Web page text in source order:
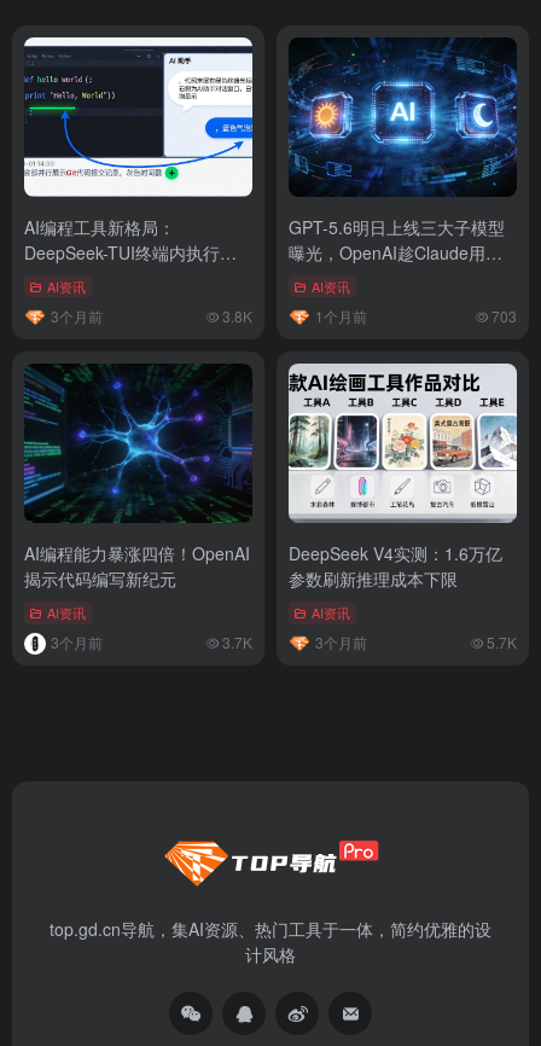
AI编程工具新格局：
DeepSeek-TUI终端内执行
Grok Build入局
AI资讯
3个月前 3.8K
GPT-5.6明日上线三大子模型
曝光，OpenAI趁Claude用户
流失窗口期精准卡点
AI资讯
1个月前 703
AI编程能力暴涨四倍！OpenAI
揭示代码编写新纪元
AI资讯
3个月前 3.7K
DeepSeek V4实测：1.6万亿
参数刷新推理成本下限
AI资讯
3个月前 5.7K
top.gd.cn导航，集AI资源、热门工具于一体，简约优雅的设
计风格